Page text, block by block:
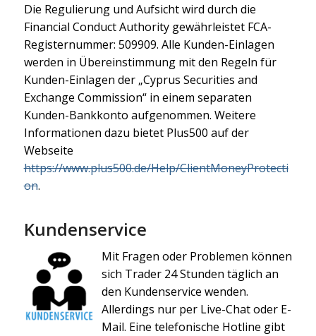
Die Regulierung und Aufsicht wird durch die
Financial Conduct Authority gewährleistet FCA-
Registernummer: 509909. Alle Kunden-Einlagen
werden in Übereinstimmung mit den Regeln für
Kunden-Einlagen der „Cyprus Securities and
Exchange Commission“ in einem separaten
Kunden-Bankkonto aufgenommen. Weitere
Informationen dazu bietet Plus500 auf der
Webseite
https://www.plus500.de/Help/ClientMoneyProtecti
on.
Kundenservice
Mit Fragen oder Problemen können
sich Trader 24 Stunden täglich an
den Kundenservice wenden.
Allerdings nur per Live-Chat oder E-
Mail. Eine telefonische Hotline gibt